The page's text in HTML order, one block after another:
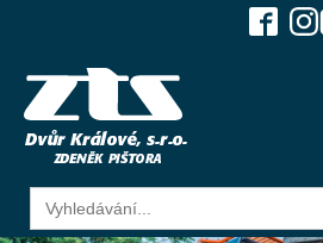
Search
for: